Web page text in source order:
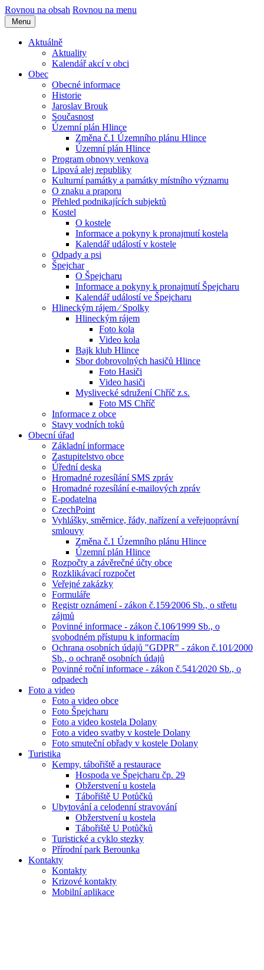
Rovnou na obsah Rovnou na menu
Menu
Aktuálně
Aktuality
Kalendář akcí v obci
Obec
Obecné informace
Historie
Jaroslav Brouk
Současnost
Územní plán Hlince
Změna č.1 Územního plánu Hlince
Územní plán Hlince
Program obnovy venkova
Lipová alej republiky
Kulturní památky a památky místního významu
O znaku a praporu
Přehled podnikajících subjektů
Kostel
O kostele
Informace a pokyny k pronajmutí kostela
Kalendář událostí v kostele
Odpady a psi
Špejchar
O Špejcharu
Informace a pokyny k pronajmutí Špejcharu
Kalendář událostí ve Špejcharu
Hlineckým rájem ⁄ Spolky
Hlineckým rájem
Foto kola
Video kola
Bajk klub Hlince
Sbor dobrovolných hasičů Hlince
Foto Hasiči
Video hasiči
Myslivecké sdružení Chříč z.s.
Foto MS Chříč
Informace z obce
Stavy vodních toků
Obecní úřad
Základní informace
Zastupitelstvo obce
Úřední deska
Hromadné rozesílání SMS zpráv
Hromadné rozesílání e-mailových zpráv
E-podatelna
CzechPoint
Vyhlášky, směrnice, řády, nařízení a veřejnoprávní
smlouvy
Změna č.1 Územního plánu Hlince
Územní plán Hlince
Rozpočty a závěrečné účty obce
Rozklikávací rozpočet
Veřejné zakázky
Formuláře
Registr oznámení - zákon č.159⁄2006 Sb., o střetu
zájmů
Povinné informace - zákon č.106⁄1999 Sb., o
svobodném přístupu k informacím
Ochrana osobních údajů "GDPR" - zákon č.101⁄2000
Sb., o ochraně osobních údajů
Povinné roční informace - zákon č.541⁄2020 Sb., o
odpadech
Foto a video
Foto a video obce
Foto Špejcharu
Foto a video kostela Dolany
Foto a video svatby v kostele Dolany
Foto smuteční obřady v kostele Dolany
Turistika
Kempy, tábořiště a restaurace
Hospoda ve Špejcharu čp. 29
Obžerstvení u kostela
Tábořiště U Potůčků
Ubytování a celodenní stravování
Obžerstvení u kostela
Tábořiště U Potůčků
Turistické a cyklo stezky
Přírodní park Berounka
Kontakty
Kontakty
Krizové kontakty
Mobilní aplikace